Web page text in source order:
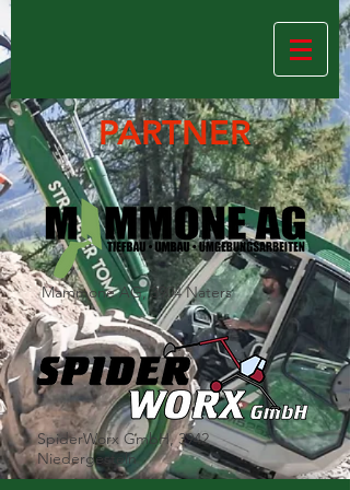
PARTNER
Mammone AG, 3904 Naters
SpiderWorx GmbH, 3942
Niedergesteln